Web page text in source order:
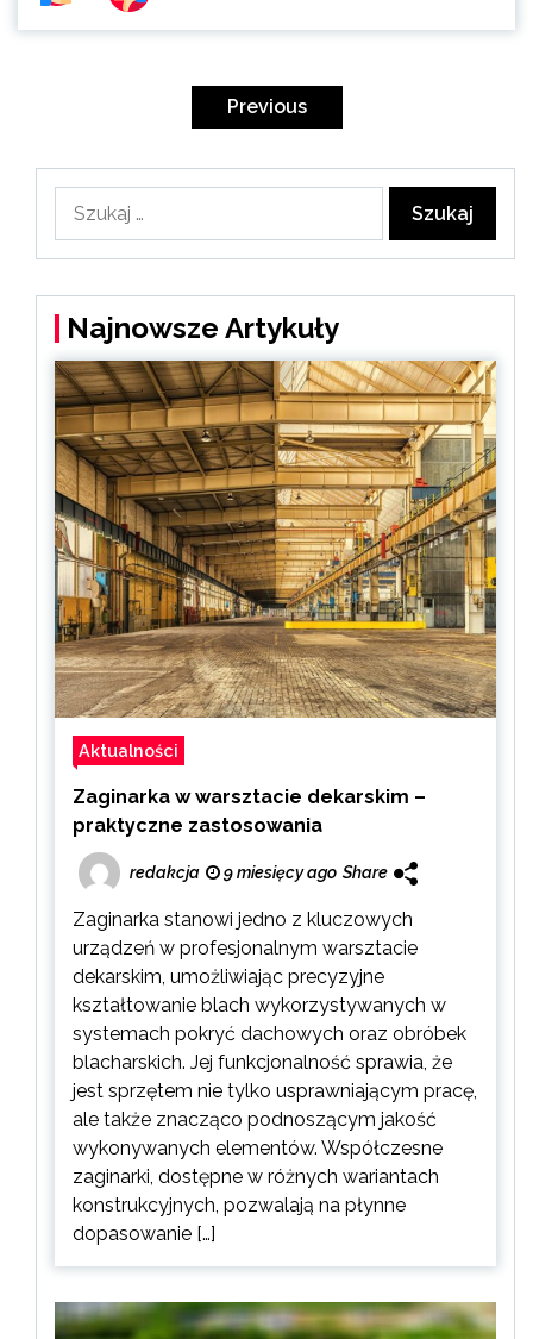
Previous
Najnowsze Artykuły
Aktualności
Zaginarka w warsztacie dekarskim –
praktyczne zastosowania
redakcja 9 miesięcy ago Share
Zaginarka stanowi jedno z kluczowych
urządzeń w profesjonalnym warsztacie
dekarskim, umożliwiając precyzyjne
kształtowanie blach wykorzystywanych w
systemach pokryć dachowych oraz obróbek
blacharskich. Jej funkcjonalność sprawia, że
jest sprzętem nie tylko usprawniającym pracę,
ale także znacząco podnoszącym jakość
wykonywanych elementów. Współczesne
zaginarki, dostępne w różnych wariantach
konstrukcyjnych, pozwalają na płynne
dopasowanie […]